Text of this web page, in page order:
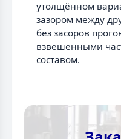
утолщённом
зазором между
без засоров
взвешенными
составом.